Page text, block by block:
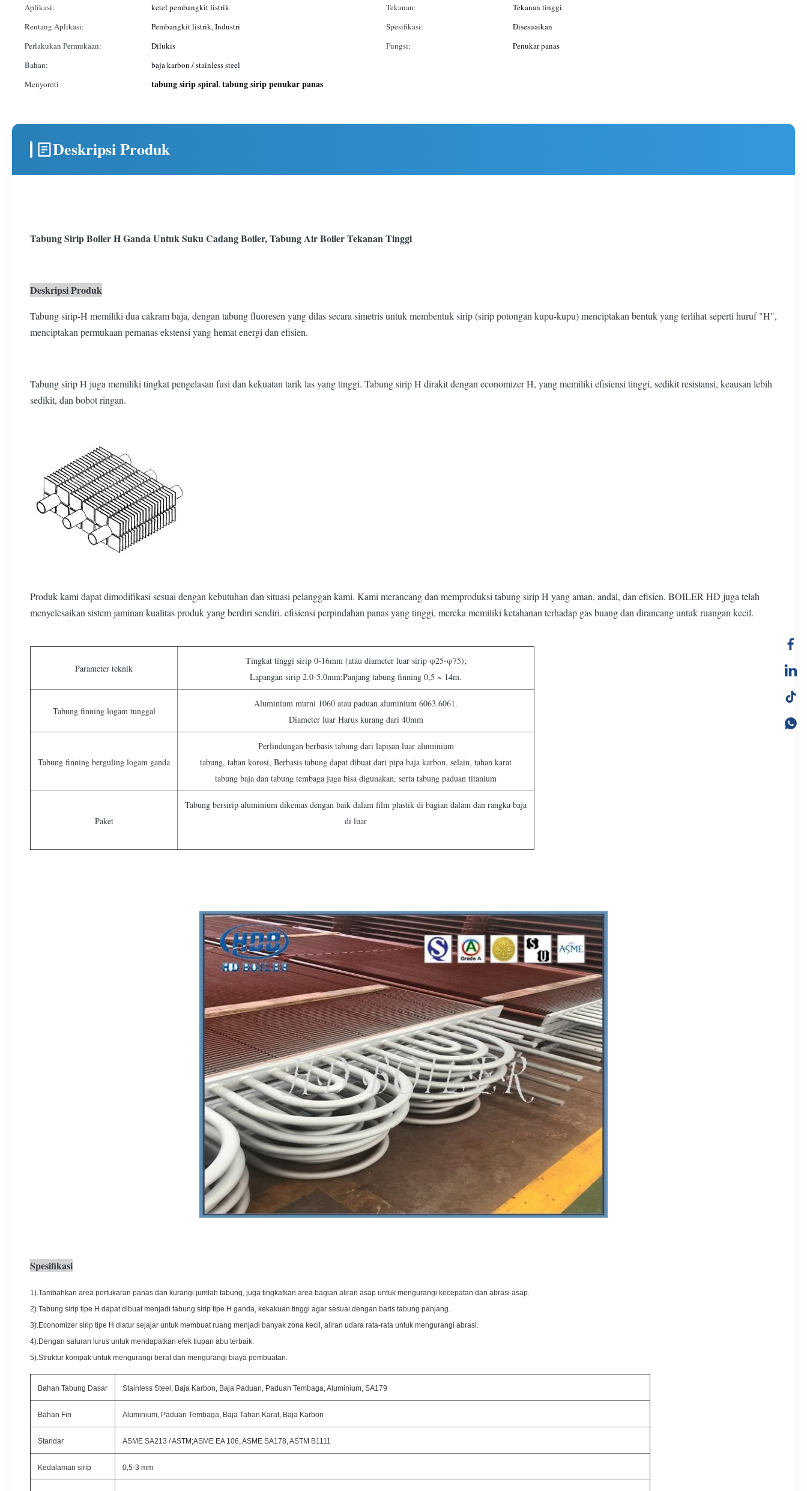
Aplikasi: ketel pembangkit listrik Tekanan:
Tekanan tinggi
Rentang Aplikasi:
Pembangkit listrik, Industri Spesifikasi:
Disesuaikan
Perlakukan Permukaan:
Dilukis Fungsi:
Penukar panas
Bahan:
baja karbon / stainless steel
Menyoroti
tabung sirip spiral,tabung sirip penukar panas
Deskripsi Produk
Tabung Sirip Boiler H Ganda Untuk Suku Cadang Boiler, Tabung Air Boiler Tekanan Tinggi
Deskripsi Produk
Tabung sirip-H memiliki dua cakram baja, dengan tabung fluoresen yang dilas secara simetris untuk membentuk sirip (sirip potongan kupu-kupu) menciptakan bentuk yang terlihat seperti huruf "H",
menciptakan permukaan pemanas ekstensi yang hemat energi dan efisien.
Tabung sirip H juga memiliki tingkat pengelasan fusi dan kekuatan tarik las yang tinggi. Tabung sirip H dirakit dengan economizer H, yang memiliki efisiensi tinggi, sedikit resistansi, keausan lebih
sedikit, dan bobot ringan.
Produk kami dapat dimodifikasi sesuai dengan kebutuhan dan situasi pelanggan kami. Kami merancang dan memproduksi tabung sirip H yang aman, andal, dan efisien. BOILER HD juga telah
menyelesaikan sistem jaminan kualitas produk yang berdiri sendiri. efisiensi perpindahan panas yang tinggi, mereka memiliki ketahanan terhadap gas buang dan dirancang untuk ruangan kecil.
Parameter teknik
Tingkat tinggi sirip 0-16mm (atau diameter luar sirip φ25-φ75);
Lapangan sirip 2.0-5.0mm;Panjang tabung finning 0,5 ~ 14m.
Tabung finning logam tunggal
Aluminium murni 1060 atau paduan aluminium 6063.6061.
Diameter luar Harus kurang dari 40mm
Tabung finning berguling logam ganda
Perlindungan berbasis tabung dari lapisan luar aluminium
tabung, tahan korosi, Berbasis tabung dapat dibuat dari pipa baja karbon, selain, tahan karat
tabung baja dan tabung tembaga juga bisa digunakan, serta tabung paduan titanium
Paket
Tabung bersirip aluminium dikemas dengan baik dalam film plastik di bagian dalam dan rangka baja
di luar
Spesifikasi
1).Tambahkan area pertukaran panas dan kurangi jumlah tabung, juga tingkatkan area bagian aliran asap untuk mengurangi kecepatan dan abrasi asap.
2).Tabung sirip tipe H dapat dibuat menjadi tabung sirip tipe H ganda, kekakuan tinggi agar sesuai dengan baris tabung panjang.
3).Economizer sirip tipe H diatur sejajar untuk membuat ruang menjadi banyak zona kecil, aliran udara rata-rata untuk mengurangi abrasi.
4).Dengan saluran lurus untuk mendapatkan efek tiupan abu terbaik.
5).Struktur kompak untuk mengurangi berat dan mengurangi biaya pembuatan.
Bahan Tabung Dasar Stainless Steel, Baja Karbon, Baja Paduan, Paduan Tembaga, Aluminium, SA179
Bahan Fin Aluminium, Paduan Tembaga, Baja Tahan Karat, Baja Karbon
Standar ASME SA213 / ASTM;ASME EA 106, ASME SA178, ASTM B1111
Kedalaman sirip 0,5-3 mm